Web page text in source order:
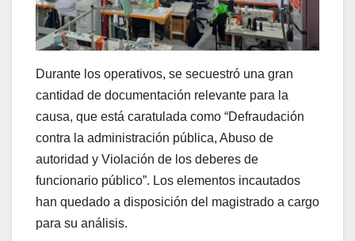
Durante los operativos, se secuestró una gran
cantidad de documentación relevante para la
causa, que está caratulada como “Defraudación
contra la administración pública, Abuso de
autoridad y Violación de los deberes de
funcionario público”. Los elementos incautados
han quedado a disposición del magistrado a cargo
para su análisis.